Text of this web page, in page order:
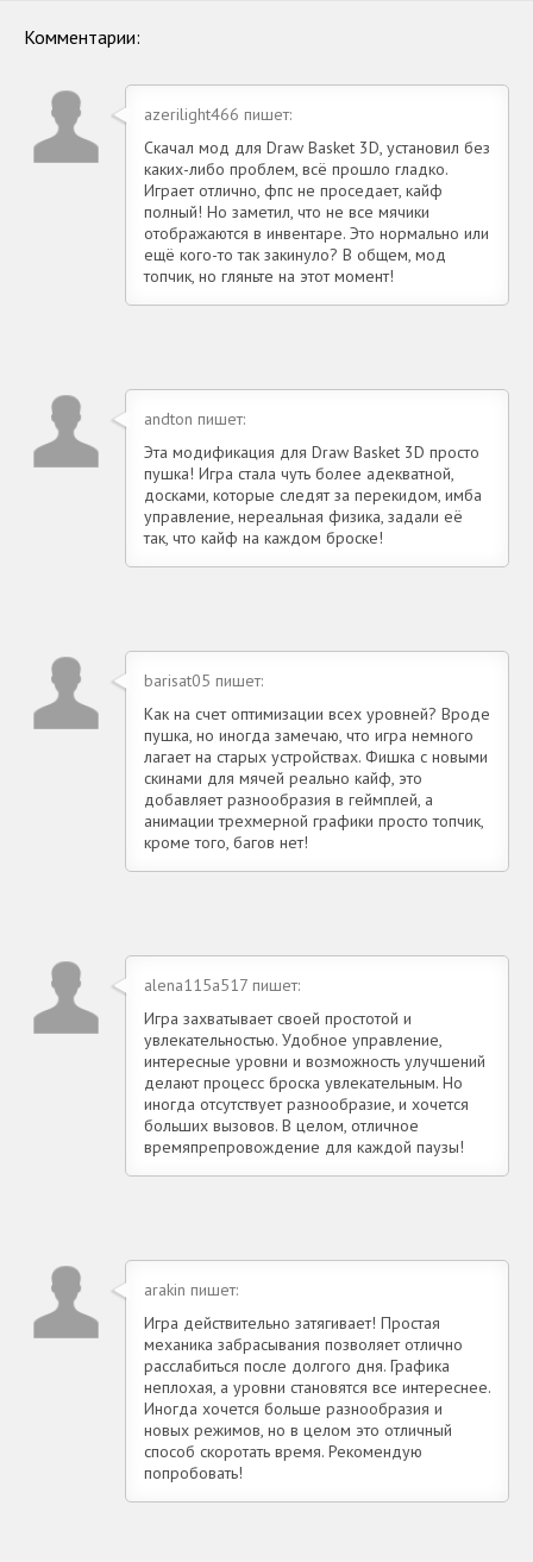
Комментарии:
azerilight466 пишет:
Скачал мод для Draw Basket 3D, установил без
каких-либо проблем, всё прошло гладко.
Играет отлично, фпс не проседает, кайф
полный! Но заметил, что не все мячики
отображаются в инвентаре. Это нормально или
ещё кого-то так закинуло? В общем, мод
топчик, но гляньте на этот момент!
andton пишет:
Эта модификация для Draw Basket 3D просто
пушка! Игра стала чуть более адекватной,
досками, которые следят за перекидом, имба
управление, нереальная физика, задали её
так, что кайф на каждом броске!
barisat05 пишет:
Как на счет оптимизации всех уровней? Вроде
пушка, но иногда замечаю, что игра немного
лагает на старых устройствах. Фишка с новыми
скинами для мячей реально кайф, это
добавляет разнообразия в геймплей, а
анимации трехмерной графики просто топчик,
кроме того, багов нет!
alena115a517 пишет:
Игра захватывает своей простотой и
увлекательностью. Удобное управление,
интересные уровни и возможность улучшений
делают процесс броска увлекательным. Но
иногда отсутствует разнообразие, и хочется
больших вызовов. В целом, отличное
времяпрепровождение для каждой паузы!
arakin пишет:
Игра действительно затягивает! Простая
механика забрасывания позволяет отлично
расслабиться после долгого дня. Графика
неплохая, а уровни становятся все интереснее.
Иногда хочется больше разнообразия и
новых режимов, но в целом это отличный
способ скоротать время. Рекомендую
попробовать!